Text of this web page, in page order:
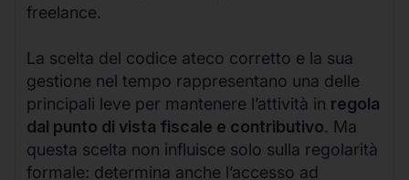
freelance.
La scelta del codice ateco corretto e la sua
gestione nel tempo rappresentano una delle
principali leve per mantenere l’attività in regola
dal punto di vista fiscale e contributivo. Ma
questa scelta non influisce solo sulla regolarità
formale: determina anche l’accesso ad